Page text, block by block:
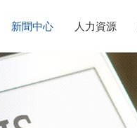
新聞中心 人力資源